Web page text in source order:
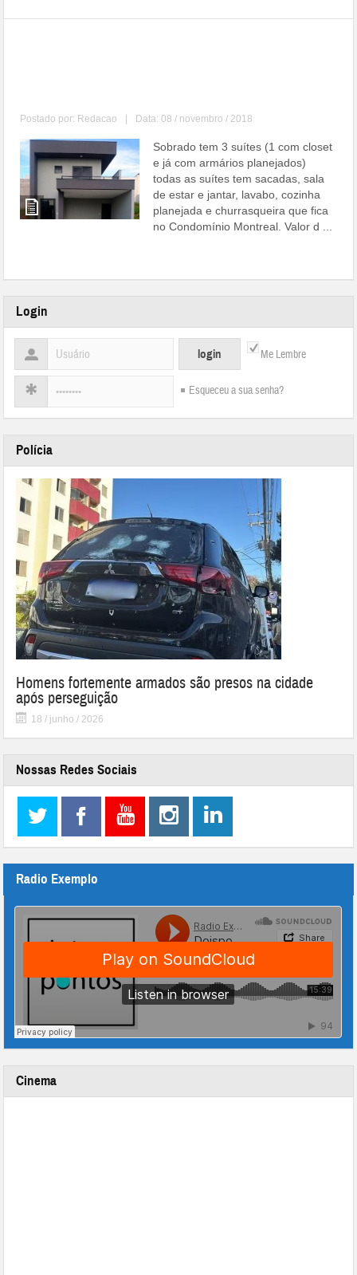
Postado por: Redacao Data: 08 / novembro / 2018
Sobrado tem 3 suítes (1 com closet
e já com armários planejados)
todas as suítes tem sacadas, sala
de estar e jantar, lavabo, cozinha
planejada e churrasqueira que fica
no Condomínio Montreal. Valor d ...
Login
Me Lembre
Esqueceu a sua senha?
Polícia
Homens fortemente armados são presos na cidade
após perseguição
18 / junho / 2026
Nossas Redes Sociais
Radio Exemplo
Cinema